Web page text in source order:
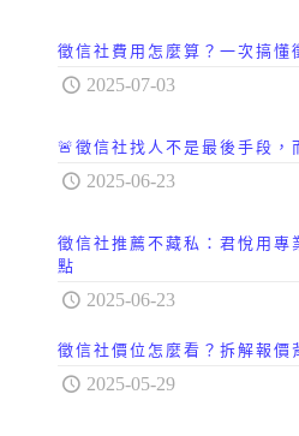
徵信社費用怎麼算？一次搞懂
2025-07-03
🚨徵信社找人不是最後手段，
2025-06-23
徵信社推薦不藏私：君悅用專
點
2025-06-23
徵信社價位怎麼看？拆解報價
2025-05-29